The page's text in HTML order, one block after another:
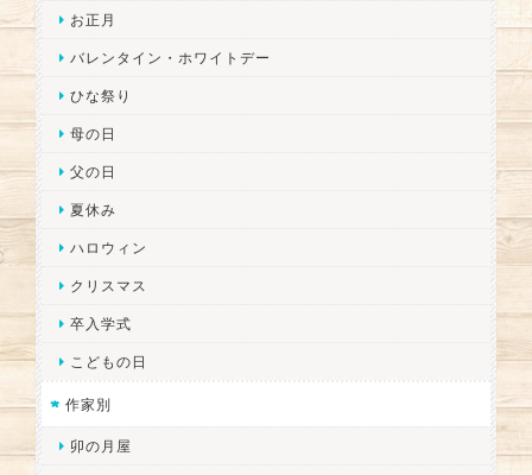
お正月
バレンタイン・ホワイトデー
ひな祭り
母の日
父の日
夏休み
ハロウィン
クリスマス
卒入学式
こどもの日
作家別
卯の月屋